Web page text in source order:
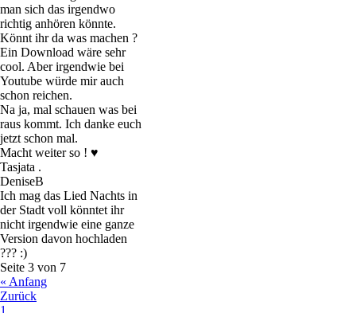
man sich das irgendwo
richtig anhören könnte.
Könnt ihr da was machen ?
Ein Download wäre sehr
cool. Aber irgendwie bei
Youtube würde mir auch
schon reichen.
Na ja, mal schauen was bei
raus kommt. Ich danke euch
jetzt schon mal.
Macht weiter so ! ♥
Tasjata .
DeniseB
Ich mag das Lied Nachts in
der Stadt voll könntet ihr
nicht irgendwie eine ganze
Version davon hochladen
??? :)
Seite 3 von 7
« Anfang
Zurück
1